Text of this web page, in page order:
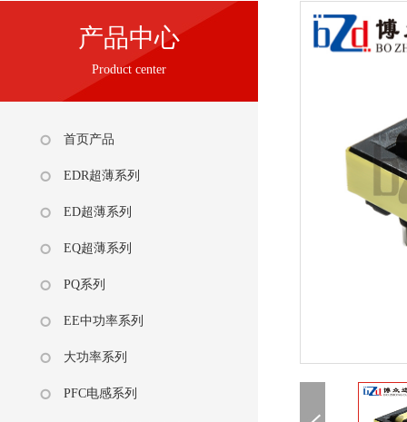
产品中心
Product center
首页产品
EDR超薄系列
ED超薄系列
EQ超薄系列
PQ系列
EE中功率系列
大功率系列
PFC电感系列